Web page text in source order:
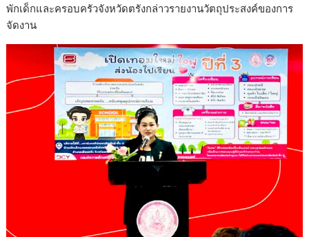
พักเด็กและครอบครัวจังหวัดตรังกล่าวรายงานวัตถุประสงค์ของการ
จัดงาน